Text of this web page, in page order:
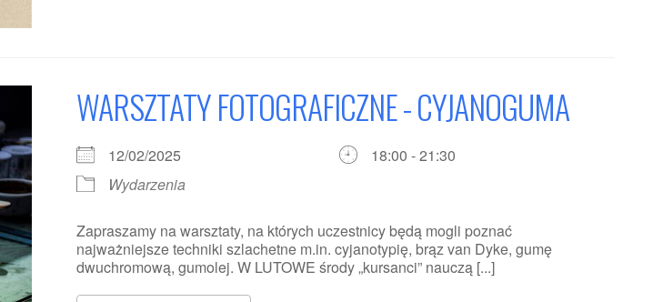
WARSZTATY FOTOGRAFICZNE - CYJANOGUMA
12/02/2025
18:00 - 21:30
Wydarzenia
Zapraszamy na warsztaty, na których uczestnicy będą mogli poznać
najważniejsze techniki szlachetne m.in. cyjanotypię, brąz van Dyke, gumę
dwuchromową, gumolej. W LUTOWE środy „kursanci” nauczą [...]